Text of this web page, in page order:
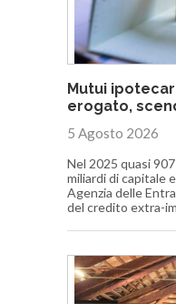
Mutui
erogato,
5 Agosto 2026
Nel 2025 quasi
miliardi di capitale
Agenzia delle
del credito extra-